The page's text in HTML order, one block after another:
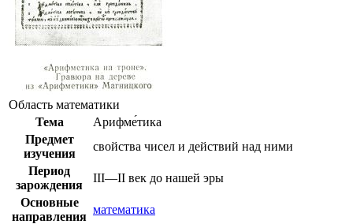
Область математики
Тема
Арифме́тика
Предмет
изучения
свойства чисел и действий над ними
Период
зарождения
III—II век до нашей эры
Основные
направления
математика